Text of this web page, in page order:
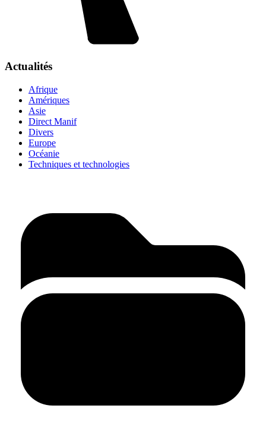
Actualités
Afrique
Amériques
Asie
Direct Manif
Divers
Europe
Océanie
Techniques et technologies